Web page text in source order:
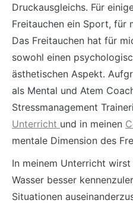
Druckausgleichs. Für
Freitauchen ein Sport, für
Das Freitauchen hat für
sowohl einen
ästhetischen Aspekt.
als Mental und Atem
Stressmanagement
Unterricht und in meinen
mentale Dimension des
In meinem Unterricht
Wasser besser
Situationen